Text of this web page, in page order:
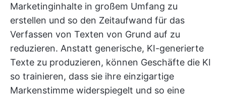
Marketinginhalte in großem Umfang zu
erstellen und so den Zeitaufwand für das
Verfassen von Texten von Grund auf zu
reduzieren. Anstatt generische, KI-generierte
Texte zu produzieren, können Geschäfte die KI
so trainieren, dass sie ihre einzigartige
Markenstimme widerspiegelt und so eine